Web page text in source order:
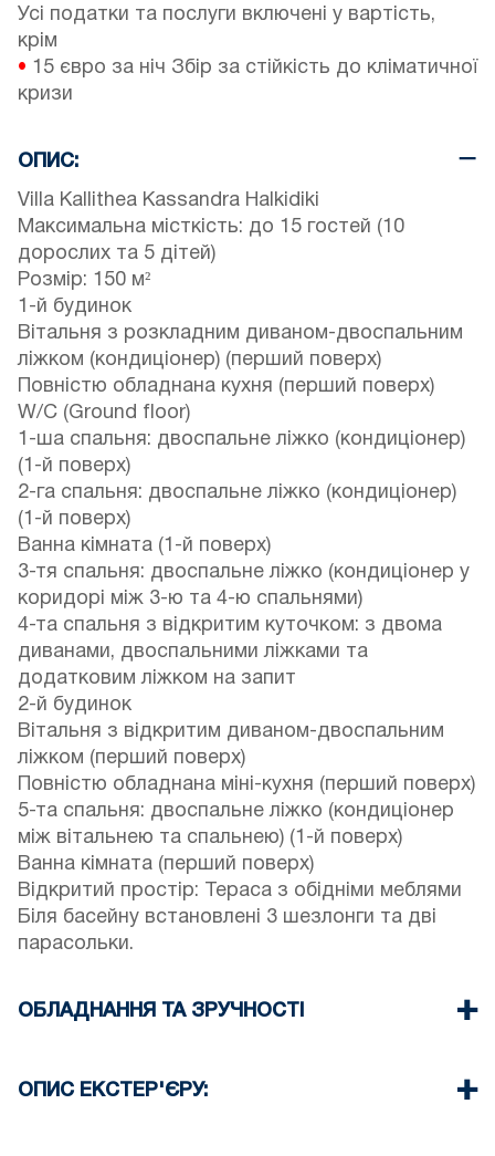
Усі податки та послуги включені у вартість,
крім
• 15 євро за ніч Збір за стійкість до кліматичної
кризи
ОПИС:
Villa Kallithea Kassandra Halkidiki
Максимальна місткість: до 15 гостей (10
дорослих та 5 дітей)
Розмір: 150 м²
1-й будинок
Вітальня з розкладним диваном-двоспальним
ліжком (кондиціонер) (перший поверх)
Повністю обладнана кухня (перший поверх)
W/C (Ground floor)
1-ша спальня: двоспальне ліжко (кондиціонер)
(1-й поверх)
2-га спальня: двоспальне ліжко (кондиціонер)
(1-й поверх)
Ванна кімната (1-й поверх)
3-тя спальня: двоспальне ліжко (кондиціонер у
коридорі між 3-ю та 4-ю спальнями)
4-та спальня з відкритим куточком: з двома
диванами, двоспальними ліжками та
додатковим ліжком на запит
2-й будинок
Вітальня з відкритим диваном-двоспальним
ліжком (перший поверх)
Повністю обладнана міні-кухня (перший поверх)
5-та спальня: двоспальне ліжко (кондиціонер
між вітальнею та спальнею) (1-й поверх)
Ванна кімната (перший поверх)
Відкритий простір: Тераса з обідніми меблями
Біля басейну встановлені 3 шезлонги та дві
парасольки.
ОБЛАДНАННЯ ТА ЗРУЧНОСТІ
П'ять кондиціонерів
ОПИС ЕКСТЕР'ЄРУ: